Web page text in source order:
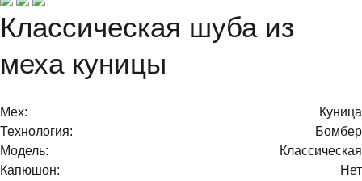
Классическая шуба из
меха куницы
Мех:
Куница
Технология:
Бомбер
Модель:
Классическая
Капюшон:
Нет